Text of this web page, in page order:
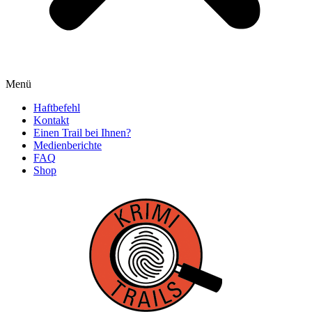
Menü
Haftbefehl
Kontakt
Einen Trail bei Ihnen?
Medienberichte
FAQ
Shop